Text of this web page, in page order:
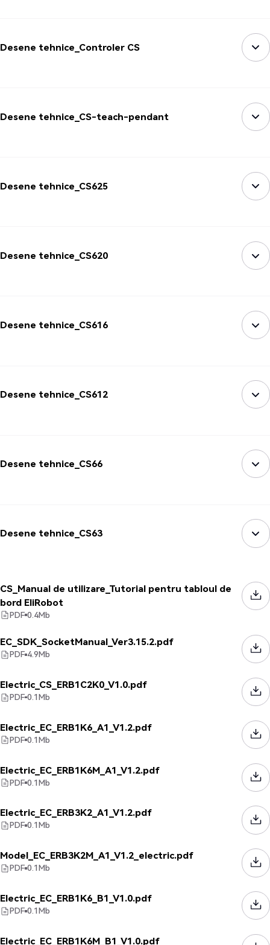
Desene tehnice_Controler CS
Desene tehnice_CS-teach-pendant
Desene tehnice_CS625
Desene tehnice_CS620
Desene tehnice_CS616
Desene tehnice_CS612
Desene tehnice_CS66
Desene tehnice_CS63
CS_Manual de utilizare_Tutorial pentru tabloul de
bord EliRobot
PDF 0.4Mb
EC_SDK_SocketManual_Ver3.15.2.pdf
PDF 4.9Mb
Electric_CS_ERB1C2K0_V1.0.pdf
PDF 0.1Mb
Electric_EC_ERB1K6_A1_V1.2.pdf
PDF 0.1Mb
Electric_EC_ERB1K6M_A1_V1.2.pdf
PDF 0.1Mb
Electric_EC_ERB3K2_A1_V1.2.pdf
PDF 0.1Mb
Model_EC_ERB3K2M_A1_V1.2_electric.pdf
PDF 0.1Mb
Electric_EC_ERB1K6_B1_V1.0.pdf
PDF 0.1Mb
Electric_EC_ERB1K6M_B1_V1.0.pdf